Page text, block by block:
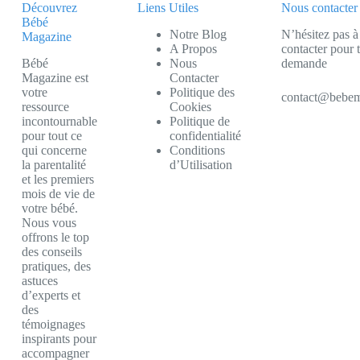
Découvrez
Bébé
Magazine
Bébé
Magazine est
votre
ressource
incontournable
pour tout ce
qui concerne
la parentalité
et les premiers
mois de vie de
votre bébé.
Nous vous
offrons le top
des conseils
pratiques, des
astuces
d’experts et
des
témoignages
inspirants pour
accompagner
Liens Utiles
Notre Blog
A Propos
Nous
Contacter
Politique des
Cookies
Politique de
confidentialité
Conditions
d’Utilisation
Nous contacter
N’hésitez pas
contacter pour
demande